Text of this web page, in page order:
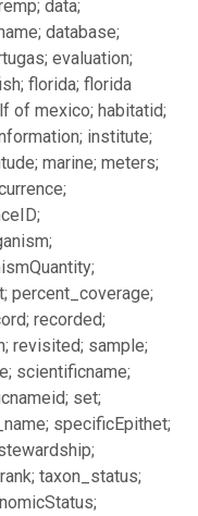
data;
database;
evaluation;
florida; florida
of mexico; habitatid;
institute;
marine; meters;
percent_coverage;
recorded;
revisited; sample;
scientificname;
set;
specificEpithet;
taxon_status;